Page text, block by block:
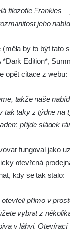
filozofie Frankies
jeho
(měla by to být tato
*Dark Edition*,
opět citace z webu:
takže naše
tak taky z týdne na
přijde sládek
fungoval jako
otevřená
kdy se tak stalo:
přímo v
vybrat z
v láhvi. Otevírací